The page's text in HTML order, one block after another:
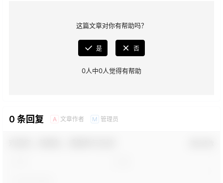
这篇文章对你有帮助吗？
是 否
0人中0人觉得有帮助
0 条回复 A 文章作者 M 管理员